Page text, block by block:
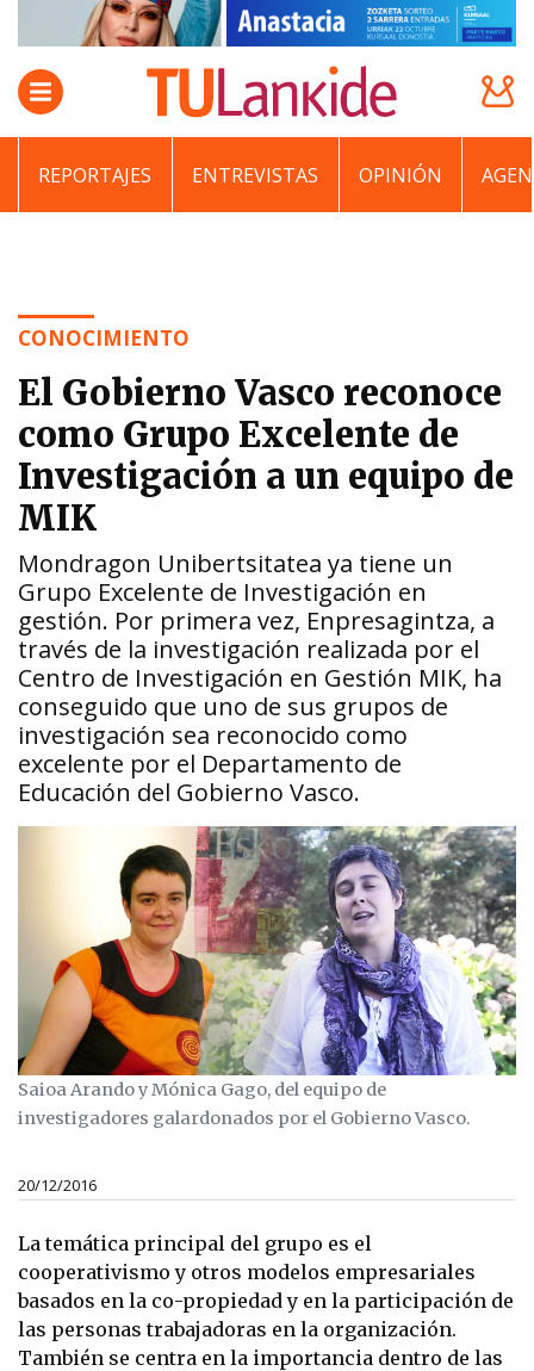
REPORTAJES ENTREVISTAS OPINIÓN
CONOCIMIENTO
El Gobierno Vasco reconoce
como Grupo Excelente de
Investigación a un equipo de
MIK
Mondragon Unibertsitatea ya tiene un
Grupo Excelente de Investigación en
gestión. Por primera vez, Enpresagintza, a
través de la investigación realizada por el
Centro de Investigación en Gestión MIK, ha
conseguido que uno de sus grupos de
investigación sea reconocido como
excelente por el Departamento de
Educación del Gobierno Vasco.
Saioa Arando y Mónica Gago, del equipo de
investigadores galardonados por el Gobierno Vasco.
20/12/2016
La temática principal del grupo es el
cooperativismo y otros modelos empresariales
basados en la co-propiedad y en la participación de
las personas trabajadoras en la organización.
También se centra en la importancia dentro de las